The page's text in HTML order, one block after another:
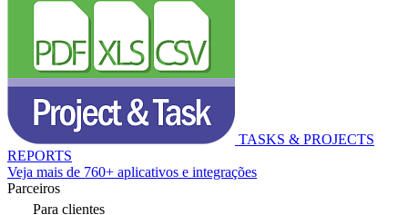
TASKS & PROJECTS
REPORTS
Veja mais de 760+ aplicativos e integrações
Parceiros
Para clientes